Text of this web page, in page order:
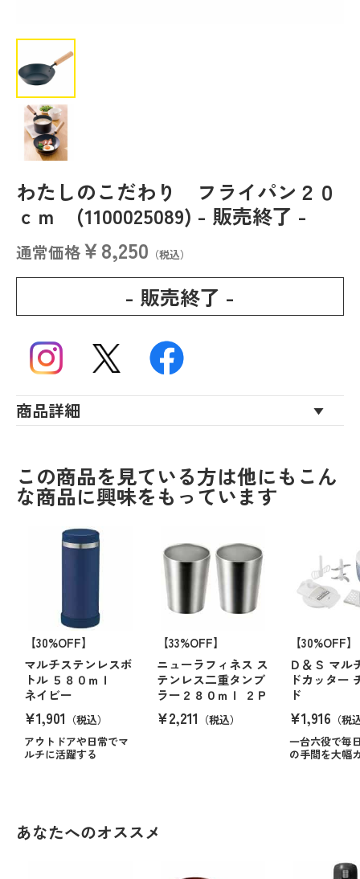
わたしのこだわり フライパン２０
ｃｍ (1100025089) - 販売終了 -
通常価格￥8,250 （税込）
- 販売終了 -
商品詳細
この商品を見ている方は他にもこん
な商品に興味をもっています
【30%OFF】
マルチステンレスボ
トル ５８０ｍｌ
ネイビー
¥1,901 （税込）
アウトドアや日常でマ
ルチに活躍する
【33%OFF】
ニューラフィネス ス
テンレス二重タンブ
ラー２８０ｍｌ ２Ｐ
¥2,211 （税込）
【30%OFF】
Ｄ＆Ｓ マル
ドカッター
ド
¥1,916 （税
一台六役で毎
の手間を大幅
あなたへのオススメ